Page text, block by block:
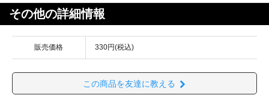
その他の詳細情報
販売価格 330円(税込)
この商品を友達に教える